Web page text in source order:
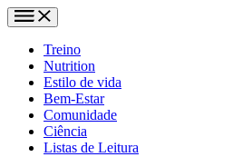
Treino
Nutrition
Estilo de vida
Bem-Estar
Comunidade
Ciência
Listas de Leitura